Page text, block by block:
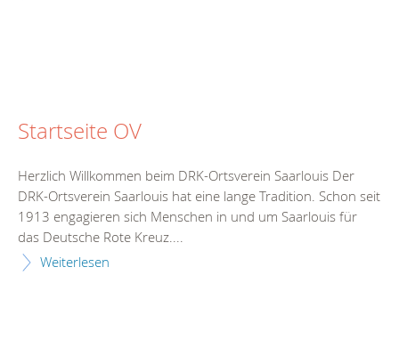
Startseite OV
Herzlich Willkommen beim DRK-Ortsverein Saarlouis Der
DRK-Ortsverein Saarlouis hat eine lange Tradition. Schon seit
1913 engagieren sich Menschen in und um Saarlouis für
das Deutsche Rote Kreuz....
Weiterlesen